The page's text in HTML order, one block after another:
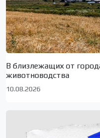
В близлежащих от
животноводства
10.08.2026